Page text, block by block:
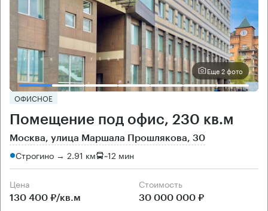
Еще 2 фото
ОФИСНОЕ
Помещение под офис, 230 кв.м
Москва, улица Маршала Прошлякова, 30
Строгино → 2.91 км ~12 мин
Цена
130 400 ₽/кв.м
Cтоимость
30 000 000 ₽